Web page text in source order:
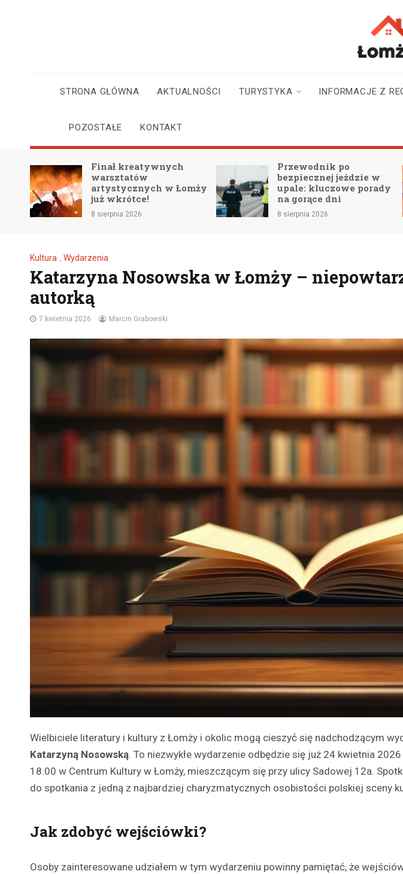
i
STRONA GŁÓWNA AKTUALNOŚCI TURYSTYKA INFORMACJE Z
POZOSTAŁE KONTAKT
w Łomży
Przewodnik po
bezpiecznej jeździe w
upale: kluczowe porady
Woda w
zapewnienia
mieszkańców
Kultura , Wydarzenia
Katarzyna Nosowska w Łomży –
autorką
7 kwietnia 2026 Marcin Grabowski
Wielbiciele literatury i kultury z Łomży i okolic mogą cieszyć się nadchodzącym
Katarzyną Nosowską. To niezwykłe wydarzenie odbędzie się już 24 kwietnia
18:00 w Centrum Kultury w Łomży, mieszczącym się przy ulicy Sadowej 12a.
do spotkania z jedną z najbardziej charyzmatycznych osobistości polskiej sceny
Jak zdobyć wejściówki?
Osoby zainteresowane udziałem w tym wydarzeniu powinny pamiętać, że